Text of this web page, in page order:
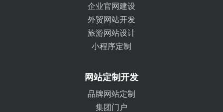
企业官网建设
外贸网站开发
旅游网站设计
小程序定制
网站定制开发
品牌网站定制
集团门户